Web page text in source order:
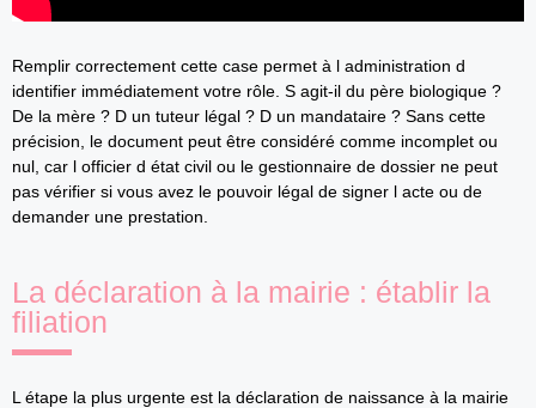
Remplir correctement cette case permet à l administration d
identifier immédiatement votre rôle. S agit-il du père biologique ?
De la mère ? D un tuteur légal ? D un mandataire ? Sans cette
précision, le document peut être considéré comme incomplet ou
nul, car l officier d état civil ou le gestionnaire de dossier ne peut
pas vérifier si vous avez le pouvoir légal de signer l acte ou de
demander une prestation.
La déclaration à la mairie : établir la
filiation
L étape la plus urgente est la déclaration de naissance à la mairie